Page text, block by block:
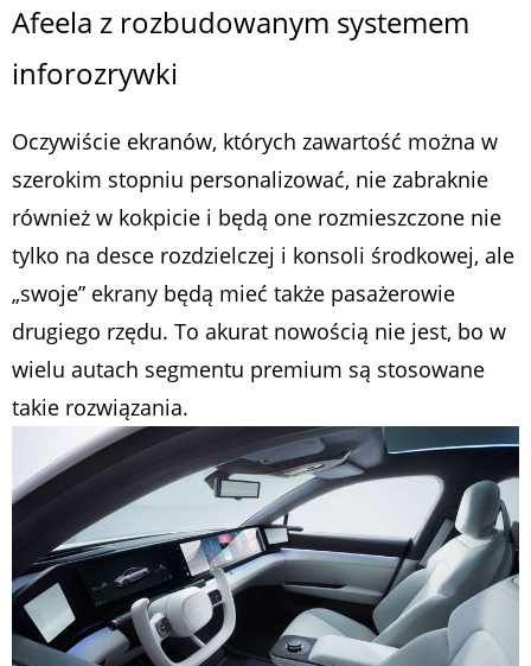
Afeela z rozbudowanym systemem
inforozrywki
Oczywiście ekranów, których zawartość można w
szerokim stopniu personalizować, nie zabraknie
również w kokpicie i będą one rozmieszczone nie
tylko na desce rozdzielczej i konsoli środkowej, ale
„swoje” ekrany będą mieć także pasażerowie
drugiego rzędu. To akurat nowością nie jest, bo w
wielu autach segmentu premium są stosowane
takie rozwiązania.